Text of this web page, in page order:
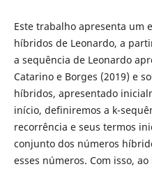
Este trabalho apresenta um
híbridos de Leonardo, a
a sequência de Leonardo
Catarino e Borges (2019) e
híbridos, apresentado
início, definiremos a k-
recorrência e seus termos
conjunto dos números
esses números. Com isso,